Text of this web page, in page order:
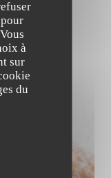
à
sur
du